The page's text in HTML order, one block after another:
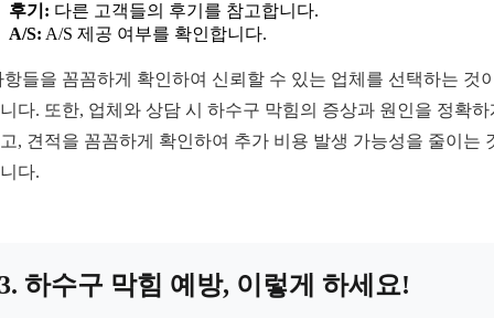
후기: 다른 고객들의 후기를 참고합니다.
A/S: A/S 제공 여부를 확인합니다.
항들을 꼼꼼하게 확인하여 신뢰할 수 있는 업체를 선택하는 것
다. 또한, 업체와 상담 시 하수구 막힘의 증상과 원인을 정확하
, 견적을 꼼꼼하게 확인하여 추가 비용 발생 가능성을 줄이는
다.
하수구 막힘 예방, 이렇게 하세요!